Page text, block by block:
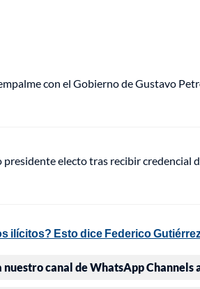
con el Gobierno de Gustavo
electo tras recibir credencial
ilícitos? Esto dice Federico Gutiérrez
nuestro canal de WhatsApp Channels